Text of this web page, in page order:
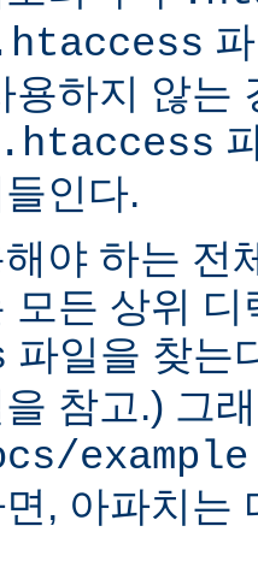
용하지 않는
.htaccess
인다.
야 하는 전
모든 상위 디
파일을 찾는
참고.) 그
example
, 아파치는